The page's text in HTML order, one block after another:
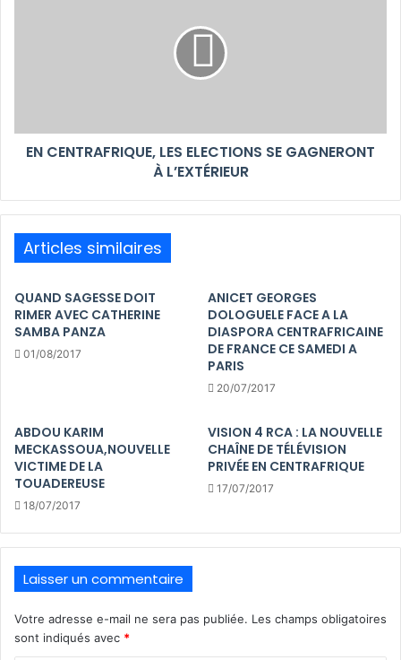
EN CENTRAFRIQUE, LES ELECTIONS SE GAGNERONT
À L’EXTÉRIEUR
Articles similaires
QUAND SAGESSE DOIT
RIMER AVEC CATHERINE
SAMBA PANZA
01/08/2017
ANICET GEORGES
DOLOGUELE FACE A LA
DIASPORA CENTRAFRICAINE
DE FRANCE CE SAMEDI A
PARIS
20/07/2017
ABDOU KARIM
MECKASSOUA,NOUVELLE
VICTIME DE LA
TOUADEREUSE
18/07/2017
VISION 4 RCA : LA NOUVELLE
CHAÎNE DE TÉLÉVISION
PRIVÉE EN CENTRAFRIQUE
17/07/2017
Laisser un commentaire
Votre adresse e-mail ne sera pas publiée. Les champs obligatoires
sont indiqués avec *